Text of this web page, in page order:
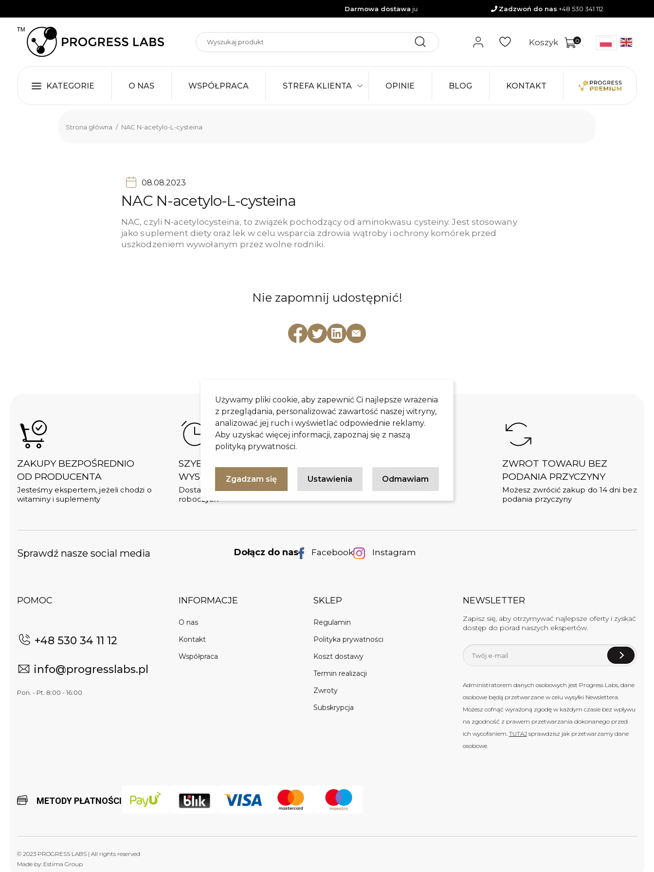
Darmowa dostawajuż od 100zł Zadzwoń do nas +48 530 341 112
Koszyk 0
KATEGORIE O NAS WSPÓŁPRACA STREFA KLIENTA OPINIE BLOG KONTAKT
Strona główna / NAC N-acetylo-L-cysteina
08.08.2023
NAC N-acetylo-L-cysteina
NAC, czyli N-acetylocysteina, to związek pochodzący od aminokwasu cysteiny. Jest stosowany
jako suplement diety oraz lek w celu wsparcia zdrowia wątroby i ochrony komórek przed
uszkodzeniem wywołanym przez wolne rodniki.
Nie zapomnij udostępnić!
ZAKUPY BEZPOŚREDNIO
OD PRODUCENTA
Jesteśmy ekspertem, jeżeli chodzi o
witaminy i suplementy
SZYBKĄ I TANIĄ
WYSYŁKĘ
Dostawy docierają w ciągu 1-2 dni
roboczych
DOSTAWĘ
Darmowa dostawa od 100 zł
ZWROT TOWARU BEZ
PODANIA PRZYCZYNY
Możesz zwrócić zakup do 14 dni bez
podania przyczyny
Sprawdź nasze social media Dołącz do nas Facebook Instagram
POMOC
+48 530 34 11 12
info@progresslabs.pl
Pon. - Pt. 8:00 - 16:00
INFORMACJE
O nas
Kontakt
Współpraca
SKLEP
Regulamin
Polityka prywatności
Koszt dostawy
Termin realizacji
Zwroty
Subskrypcja
NEWSLETTER
Zapisz się, aby otrzymywać najlepsze oferty i zyskać
dostęp do porad naszych ekspertów.
Administratorem danych osobowych jest Progress Labs, dane
osobowe będą przetwarzane w celu wysyłki Newslettera.
Możesz cofnąć wyrażoną zgodę w każdym czasie bez wpływu
na zgodność z prawem przetwarzania dokonanego przed
ich wycofaniem. TUTAJ sprawdzisz jak przetwarzamy dane
osobowe.
METODY PŁATNOŚCI
© 2023 PROGRESS LABS | All rights reserved
Made by: Estima Group
Używamy pliki cookie, aby zapewnić Ci najlepsze wrażenia
z przeglądania, personalizować zawartość naszej witryny,
analizować jej ruch i wyświetlać odpowiednie reklamy.
Aby uzyskać więcej informacji, zapoznaj się z naszą
polityką prywatności.
Zgadzam się Ustawienia Odmawiam